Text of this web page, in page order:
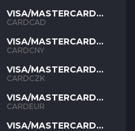
VISA/MASTERCARD
CAD
CARDCAD
VISA/MASTERCARD
CNY
CARDCNY
VISA/MASTERCARD
CZK
CARDCZK
VISA/MASTERCARD
EUR
CARDEUR
VISA/MASTERCARD